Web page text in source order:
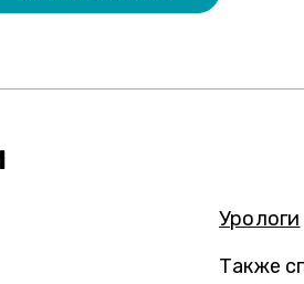
Урологи
Также